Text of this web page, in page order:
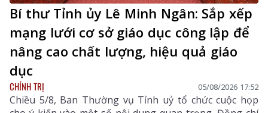
Bí thư Tỉnh ủy Lê Minh Ngân: Sắp xếp
mạng lưới cơ sở giáo dục công lập để
nâng cao chất lượng, hiệu quả giáo
dục
CHÍNH TRỊ 05/08/2026 17:52
Chiều 5/8, Ban Thường vụ Tỉnh uỷ tổ chức cuộc họp